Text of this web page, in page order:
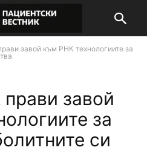
завой към РНК технологиите за
завой
за
си